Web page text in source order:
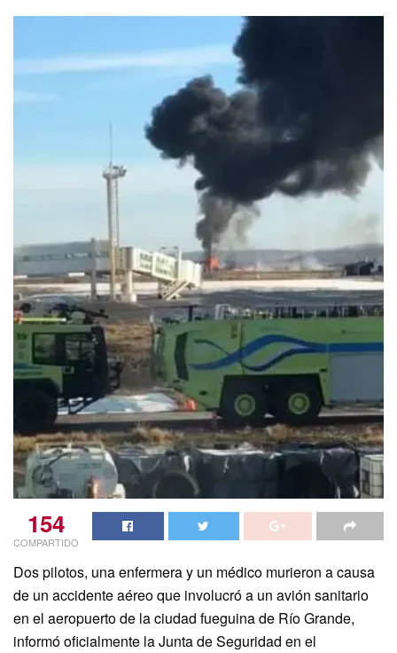
154
COMPARTIDO
Dos pilotos, una enfermera y un médico murieron a causa
de un accidente aéreo que involucró a un avión sanitario
en el aeropuerto de la ciudad fueguina de Río Grande,
informó oficialmente la Junta de Seguridad en el